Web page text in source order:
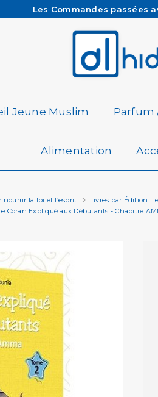
Les Commandes passées
Besoin d'aide ?
Livraison offerte à
Jeune Muslim Parfum
Alimentation
la foi et l’esprit. Livres par Édition :
Coran Expliqué aux Débutants - Chapitre